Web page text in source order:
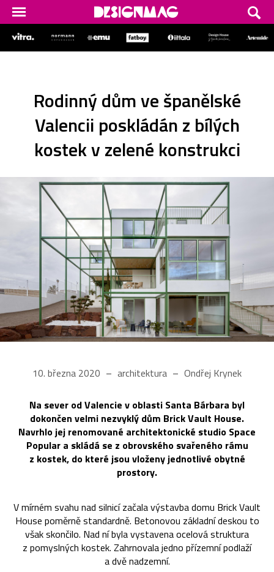
Rodinný dům ve španělské
Valencii poskládán z bílých
kostek v zelené konstrukci
10. března 2020 architektura Ondřej Krynek
Na sever od Valencie v oblasti Santa Bárbara byl
dokončen velmi nezvyklý dům Brick Vault House.
Navrhlo jej renomované architektonické studio Space
Popular a skládá se z obrovského svařeného rámu
z kostek, do které jsou vloženy jednotlivé obytné
prostory.
V mírném svahu nad silnicí začala výstavba domu Brick Vault
House poměrně standardně. Betonovou základní deskou to
však skončilo. Nad ní byla vystavena ocelová struktura
z pomyslných kostek. Zahrnovala jedno přízemní podlaží
a dvě nadzemní.